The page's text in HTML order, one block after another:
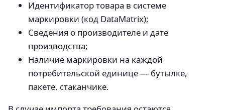
Идентификатор товара в системе
маркировки (код DataMatrix);
Сведения о производителе и дате
производства;
Наличие маркировки на каждой
потребительской единице — бутылке,
пакете, стаканчике.